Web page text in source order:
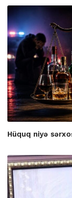
Hüquq niyə